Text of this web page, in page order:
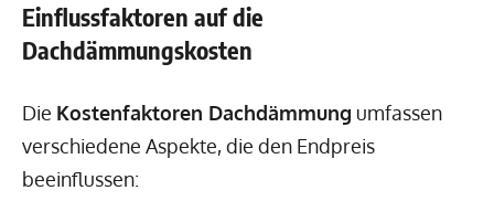
Einflussfaktoren auf die
Dachdämmungskosten
Die Kostenfaktoren Dachdämmung umfassen
verschiedene Aspekte, die den Endpreis
beeinflussen: